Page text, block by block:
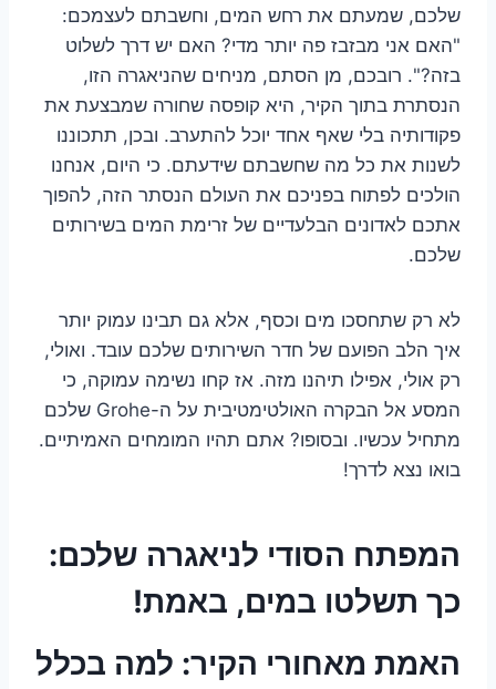
שלכם, שמעתם את רחש המים, וחשבתם לעצמכם:
"האם אני מבזבז פה יותר מדי? האם יש דרך לשלוט
בזה?". רובכם, מן הסתם, מניחים שהניאגרה הזו,
הנסתרת בתוך הקיר, היא קופסה שחורה שמבצעת את
פקודותיה בלי שאף אחד יוכל להתערב. ובכן, תתכוננו
לשנות את כל מה שחשבתם שידעתם. כי היום, אנחנו
הולכים לפתוח בפניכם את העולם הנסתר הזה, להפוך
אתכם לאדונים הבלעדיים של זרימת המים בשירותים
שלכם.
לא רק שתחסכו מים וכסף, אלא גם תבינו עמוק יותר
איך הלב הפועם של חדר השירותים שלכם עובד. ואולי,
רק אולי, אפילו תיהנו מזה. אז קחו נשימה עמוקה, כי
המסע אל הבקרה האולטימטיבית על ה-Grohe שלכם
מתחיל עכשיו. ובסופו? אתם תהיו המומחים האמיתיים.
בואו נצא לדרך!
המפתח הסודי לניאגרה שלכם:
כך תשלטו במים, באמת!
האמת מאחורי הקיר: למה בכלל